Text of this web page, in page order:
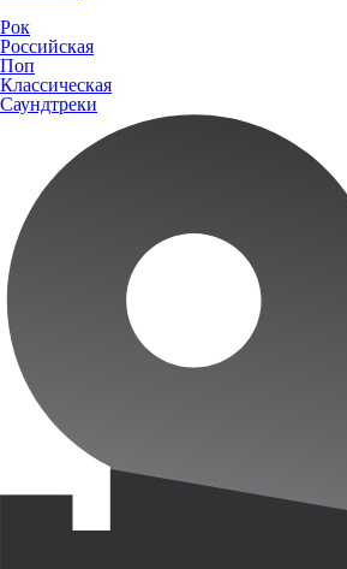
Рок
Российская
Поп
Классическая
Саундтреки